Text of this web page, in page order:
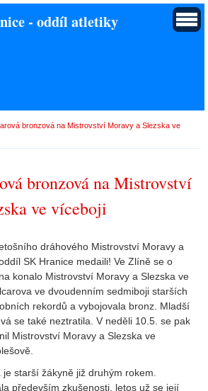
- oddíl atletiky
bronzová na Mistrovství Moravy a Slezska ve
bronzová na Mistrovství
ve víceboji
dráhového Mistrovství Moravy a
SK Hranice medaili! Ve Zlíně se o
konalo Mistrovství Moravy a Slezska ve
ve dvoudenním sedmiboji starších
rekordů a vybojovala bronz. Mladší
se také neztratila. V neděli 10.5. se pak
Mistrovství Moravy a Slezska ve
starší žákyně již druhým rokem.
především zkušenosti, letos už se její